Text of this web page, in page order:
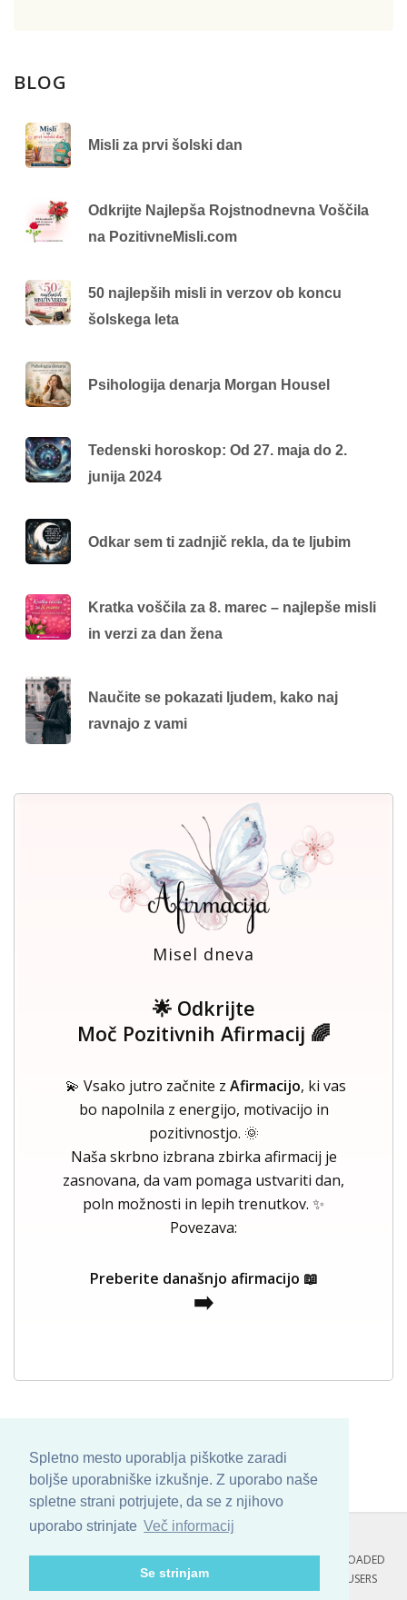
Spletno mesto uporablja piškotke zaradi
boljše uporabniške izkušnje. Z uporabo naše
spletne strani potrjujete, da se z njihovo
uporabo strinjate Več informacij
Se strinjam
BLOG
Misli za prvi šolski dan
Odkrijte Najlepša Rojstnodnevna Voščila
na PozitivneMisli.com
50 najlepših misli in verzov ob koncu
šolskega leta
Psihologija denarja Morgan Housel
Tedenski horoskop: Od 27. maja do 2.
junija 2024
Odkar sem ti zadnjič rekla, da te ljubim
Kratka voščila za 8. marec – najlepše misli
in verzi za dan žena
Naučite se pokazati ljudem, kako naj
ravnajo z vami
Misel dneva
🌟 Odkrijte
Moč Pozitivnih Afirmacij 🌈
💫 Vsako jutro začnite z Afirmacijo, ki vas
bo napolnila z energijo, motivacijo in
pozitivnostjo. 🌞
Naša skrbno izbrana zbirka afirmacij je
zasnovana, da vam pomaga ustvariti dan,
poln možnosti in lepih trenutkov. ✨
Povezava:
Preberite današnjo afirmacijo 📖
➡️
COPYRIGHT © 2013 - 2026 BYSKINBASE. ALL ARTWORK ARE UPLOADED
AND COPYRIGHTED TO ITS AUTHOR.
POZITIVNE MISLI : 105 USERS